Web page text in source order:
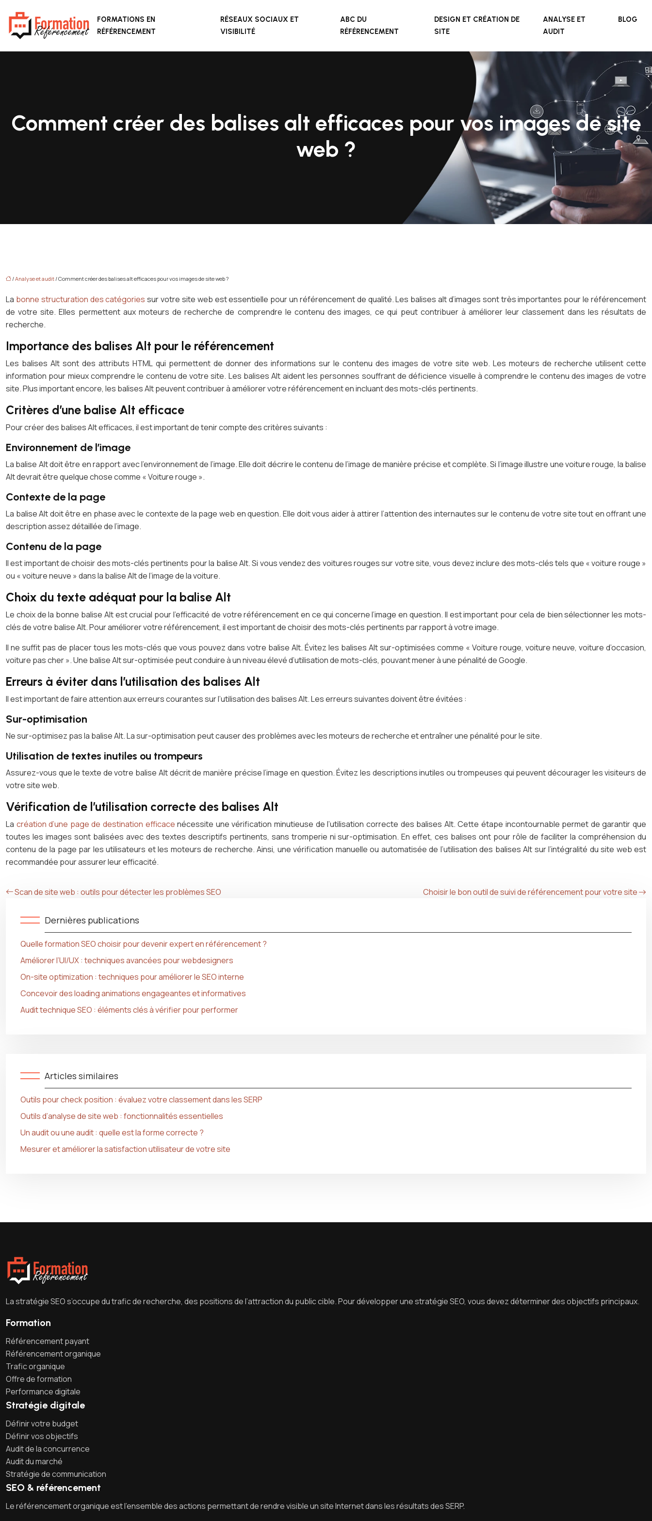
FORMATIONS EN
RÉFÉRENCEMENT
RÉSEAUX SOCIAUX ET
VISIBILITÉ
ABC DU
RÉFÉRENCEMENT
DESIGN ET CRÉATION DE
SITE
ANALYSE ET
AUDIT
BLOG
Comment créer des balises alt efficaces pour vos images de site
web ?
/Analyse et audit/ Comment créer des balises alt efficaces pour vos images de site web ?
La bonne structuration des catégoriessur votre site web est essentielle pour un référencement de qualité. Les balises alt d’images sont très importantes pour le référencement
de votre site. Elles permettent aux moteurs de recherche de comprendre le contenu des images, ce qui peut contribuer à améliorer leur classement dans les résultats de
recherche.
Importance des balises Alt pour le référencement
Les balises Alt sont des attributs HTML qui permettent de donner des informations sur le contenu des images de votre site web. Les moteurs de recherche utilisent cette
information pour mieux comprendre le contenu de votre site. Les balises Alt aident les personnes souffrant de déficience visuelle à comprendre le contenu des images de votre
site. Plus important encore, les balises Alt peuvent contribuer à améliorer votre référencement en incluant des mots-clés pertinents.
Critères d’une balise Alt efficace
Pour créer des balises Alt efficaces, il est important de tenir compte des critères suivants :
Environnement de l’image
La balise Alt doit être en rapport avec l’environnement de l’image. Elle doit décrire le contenu de l’image de manière précise et complète. Si l’image illustre une voiture rouge, la balise
Alt devrait être quelque chose comme « Voiture rouge ».
Contexte de la page
La balise Alt doit être en phase avec le contexte de la page web en question. Elle doit vous aider à attirer l’attention des internautes sur le contenu de votre site tout en offrant une
description assez détaillée de l’image.
Contenu de la page
Il est important de choisir des mots-clés pertinents pour la balise Alt. Si vous vendez des voitures rouges sur votre site, vous devez inclure des mots-clés tels que « voiture rouge »
ou « voiture neuve » dans la balise Alt de l’image de la voiture.
Choix du texte adéquat pour la balise Alt
Le choix de la bonne balise Alt est crucial pour l’efficacité de votre référencement en ce qui concerne l’image en question. Il est important pour cela de bien sélectionner les mots-
clés de votre balise Alt. Pour améliorer votre référencement, il est important de choisir des mots-clés pertinents par rapport à votre image.
Il ne suffit pas de placer tous les mots-clés que vous pouvez dans votre balise Alt. Évitez les balises Alt sur-optimisées comme « Voiture rouge, voiture neuve, voiture d’occasion,
voiture pas cher ». Une balise Alt sur-optimisée peut conduire à un niveau élevé d’utilisation de mots-clés, pouvant mener à une pénalité de Google.
Erreurs à éviter dans l’utilisation des balises Alt
Il est important de faire attention aux erreurs courantes sur l’utilisation des balises Alt. Les erreurs suivantes doivent être évitées :
Sur-optimisation
Ne sur-optimisez pas la balise Alt. La sur-optimisation peut causer des problèmes avec les moteurs de recherche et entraîner une pénalité pour le site.
Utilisation de textes inutiles ou trompeurs
Assurez-vous que le texte de votre balise Alt décrit de manière précise l’image en question. Évitez les descriptions inutiles ou trompeuses qui peuvent décourager les visiteurs de
votre site web.
Vérification de l’utilisation correcte des balises Alt
La création d’une page de destination efficace nécessite une vérification minutieuse de l’utilisation correcte des balises Alt. Cette étape incontournable permet de garantir que
toutes les images sont balisées avec des textes descriptifs pertinents, sans tromperie ni sur-optimisation. En effet, ces balises ont pour rôle de faciliter la compréhension du
contenu de la page par les utilisateurs et les moteurs de recherche. Ainsi, une vérification manuelle ou automatisée de l’utilisation des balises Alt sur l’intégralité du site web est
recommandée pour assurer leur efficacité.
Scan de site web : outils pour détecter les problèmes SEO Choisir le bon outil de suivi de référencement pour votre site
Dernières publications
Quelle formation SEO choisir pour devenir expert en référencement ?
Améliorer l’UI/UX : techniques avancées pour webdesigners
On-site optimization : techniques pour améliorer le SEO interne
Concevoir des loading animations engageantes et informatives
Audit technique SEO : éléments clés à vérifier pour performer
Articles similaires
Outils pour check position : évaluez votre classement dans les SERP
Outils d’analyse de site web : fonctionnalités essentielles
Un audit ou une audit : quelle est la forme correcte ?
Mesurer et améliorer la satisfaction utilisateur de votre site
La stratégie SEO s’occupe du trafic de recherche, des positions de l’attraction du public cible. Pour développer une stratégie SEO, vous devez déterminer des objectifs principaux.
Formation
Référencement payant
Référencement organique
Trafic organique
Offre de formation
Performance digitale
Stratégie digitale
Définir votre budget
Définir vos objectifs
Audit de la concurrence
Audit du marché
Stratégie de communication
SEO & référencement
Le référencement organique est l’ensemble des actions permettant de rendre visible un site Internet dans les résultats des SERP.